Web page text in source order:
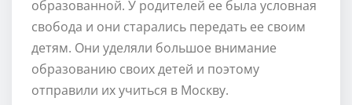
образованной. У родителей ее была условная
свобода и они старались передать ее своим
детям. Они уделяли большое внимание
образованию своих детей и поэтому
отправили их учиться в Москву.